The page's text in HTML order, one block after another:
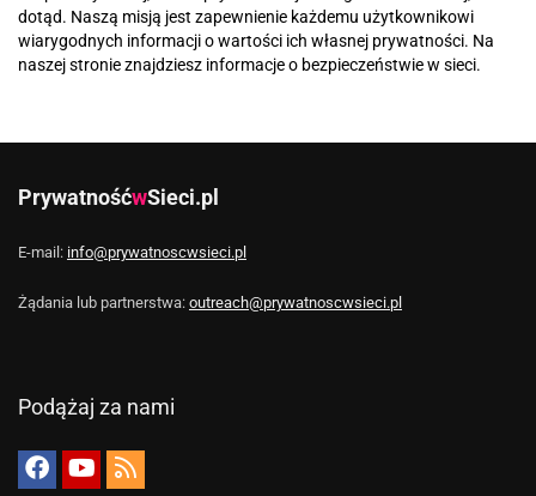
dotąd. Naszą misją jest zapewnienie każdemu użytkownikowi
wiarygodnych informacji o wartości ich własnej prywatności. Na
naszej stronie znajdziesz informacje o bezpieczeństwie w sieci.
PrywatnośćwSieci.pl
E-mail: info@prywatnoscwsieci.pl
Żądania lub partnerstwa: outreach@prywatnoscwsieci.pl
Podążaj za nami